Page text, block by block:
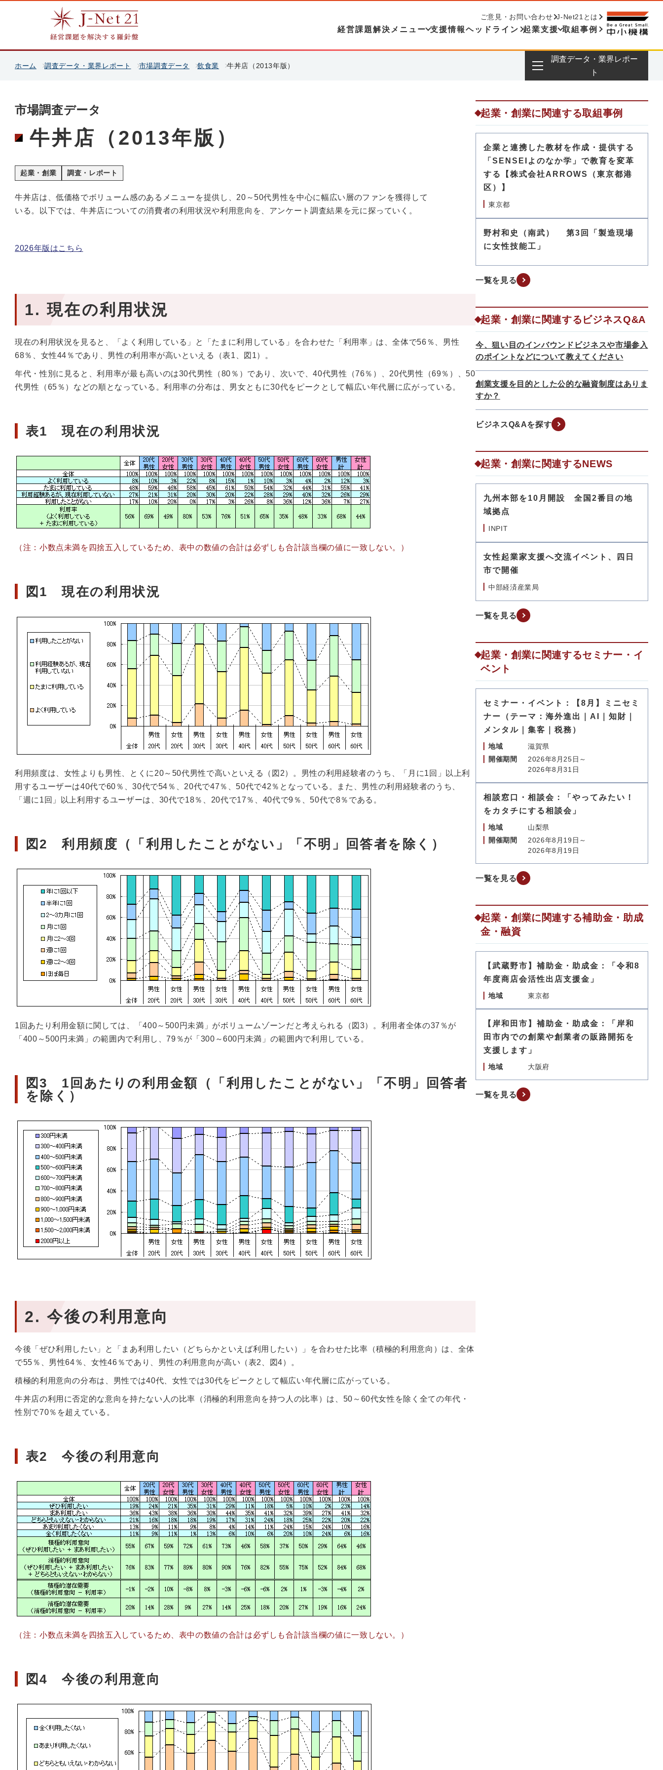
経営課題解決メニュー 支援情報ヘッドライン 起業支援 取組事例
ご意見・お問い合わせ J-Net21とは
ホーム 調査データ・業界レポート 市場調査データ 飲食業 牛丼店（2013年版）
調査データ・業界レポー
ト
市場調査データ
牛丼店（2013年版）
起業・創業 調査・レポート
牛丼店は、低価格でボリューム感のあるメニューを提供し、20～50代男性を中心に幅広い層のファンを獲得して
いる。以下では、牛丼店についての消費者の利用状況や利用意向を、アンケート調査結果を元に探っていく。
2026年版はこちら
1. 現在の利用状況
現在の利用状況を見ると、「よく利用している」と「たまに利用している」を合わせた「利用率」は、全体で56％、男性
68％、女性44％であり、男性の利用率が高いといえる（表1、図1）。
年代・性別に見ると、利用率が最も高いのは30代男性（80％）であり、次いで、40代男性（76％）、20代男性（69％）、50
代男性（65％）などの順となっている。利用率の分布は、男女ともに30代をピークとして幅広い年代層に広がっている。
表1 現在の利用状況
（注：小数点未満を四捨五入しているため、表中の数値の合計は必ずしも合計該当欄の値に一致しない。）
図1 現在の利用状況
利用頻度は、女性よりも男性、とくに20～50代男性で高いといえる（図2）。男性の利用経験者のうち、「月に1回」以上利
用するユーザーは40代で60％、30代で54％、20代で47％、50代で42％となっている。また、男性の利用経験者のうち、
「週に1回」以上利用するユーザーは、30代で18％、20代で17％、40代で9％、50代で8％である。
図2 利用頻度（「利用したことがない」「不明」回答者を除く）
1回あたり利用金額に関しては、「400～500円未満」がボリュームゾーンだと考えられる（図3）。利用者全体の37％が
「400～500円未満」の範囲内で利用し、79％が「300～600円未満」の範囲内で利用している。
図3 1回あたりの利用金額（「利用したことがない」「不明」回答者
を除く）
2. 今後の利用意向
今後「ぜひ利用したい」と「まあ利用したい（どちらかといえば利用したい）」を合わせた比率（積極的利用意向）は、全体
で55％、男性64％、女性46％であり、男性の利用意向が高い（表2、図4）。
積極的利用意向の分布は、男性では40代、女性では30代をピークとして幅広い年代層に広がっている。
牛丼店の利用に否定的な意向を持たない人の比率（消極的利用意向を持つ人の比率）は、50～60代女性を除く全ての年代・
性別で70％を超えている。
表2 今後の利用意向
（注：小数点未満を四捨五入しているため、表中の数値の合計は必ずしも合計該当欄の値に一致しない。）
図4 今後の利用意向
起業・創業に関連する取組事例
企業と連携した教材を作成・提供する
「SENSEIよのなか学」で教育を変革
する【株式会社ARROWS（東京都港
区）】
東京都
野村和史（南武） 第3回「製造現場
に女性技能工」
一覧を見る
起業・創業に関連するビジネスQ&A
今、狙い目のインバウンドビジネスや市場参入
のポイントなどについて教えてください
創業支援を目的とした公的な融資制度はありま
すか？
ビジネスQ&Aを探す
起業・創業に関連するNEWS
九州本部を10月開設 全国2番目の地
域拠点
INPIT
女性起業家支援へ交流イベント、四日
市で開催
中部経済産業局
一覧を見る
起業・創業に関連するセミナー・イ
ベント
セミナー・イベント：【8月】ミニセミ
ナー（テーマ：海外進出｜AI｜知財｜
メンタル｜集客｜税務）
地域
滋賀県
開催期間
2026年8月25日～
2026年8月31日
相談窓口・相談会：「やってみたい！
をカタチにする相談会」
地域
山梨県
開催期間
2026年8月19日～
2026年8月19日
一覧を見る
起業・創業に関連する補助金・助成
金・融資
【武蔵野市】補助金・助成金：「令和8
年度商店会活性出店支援金」
地域 東京都
【岸和田市】補助金・助成金：「岸和
田市内での創業や創業者の販路開拓を
支援します」
地域 大阪府
一覧を見る